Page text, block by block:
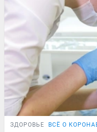
ЗДОРОВЬЕ ВСЁ О